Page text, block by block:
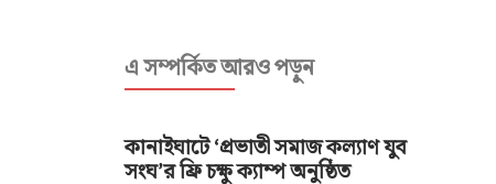
এ সম্পর্কিত আরও পড়ুন
কানাইঘাটে ‘প্রভাতী সমাজ কল্যাণ যুব
সংঘ’র ফ্রি চক্ষু ক্যাম্প অনুষ্ঠিত